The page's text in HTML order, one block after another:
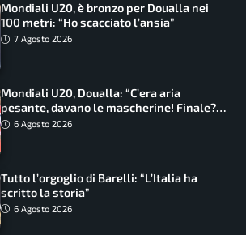
Mondiali U20, è bronzo per Doualla nei
100 metri: “Ho scacciato l’ansia”
7 Agosto 2026
Mondiali U20, Doualla: “C’era aria
pesante, davano le mascherine! Finale?
Non ho nulla da perdere”
6 Agosto 2026
Tutto l’orgoglio di Barelli: “L’Italia ha
scritto la storia”
6 Agosto 2026